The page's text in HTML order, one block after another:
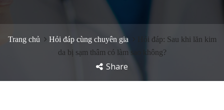
Trang chủ Hỏi đáp cùng chuyên gia
Hỏi đáp: Sau khi lăn kim
da bị sạm thâm có làm sao không?
Share